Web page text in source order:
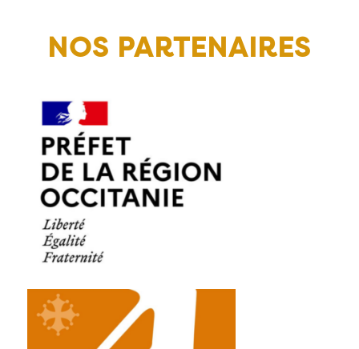
NOS PARTENAIRES